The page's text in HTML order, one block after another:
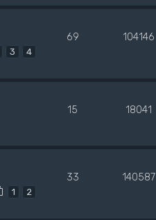
3 4
69 104146
15 18041
1 2
33 140587